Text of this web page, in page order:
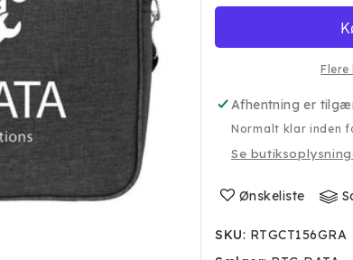
Computertaske
DATA
Grå
Flere
Afhentning er
Normalt klar inden
Se
Ønskeliste
SKU: RTGCT156GRA